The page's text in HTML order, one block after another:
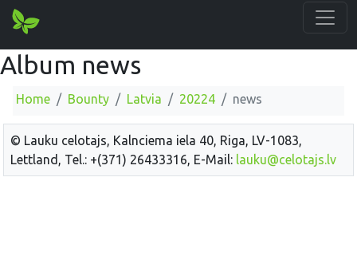
Album news
Home Bounty Latvia 20224 news
© Lauku celotajs, Kalnciema iela 40, Riga, LV-1083,
Lettland, Tel.: +(371) 26433316, E-Mail: lauku@celotajs.lv